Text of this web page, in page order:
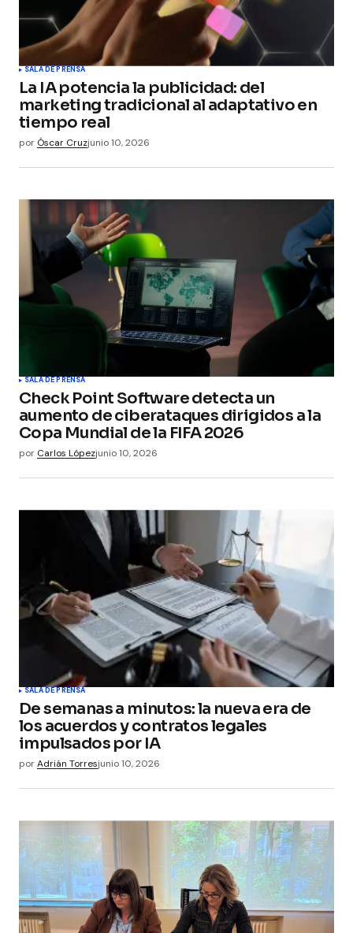
SALA DE PRENSA
La IA potencia la publicidad: del
marketing tradicional al adaptativo en
tiempo real
por Óscar Cruzjunio 10, 2026
SALA DE PRENSA
Check Point Software detecta un
aumento de ciberataques dirigidos a la
Copa Mundial de la FIFA 2026
por Carlos Lópezjunio 10, 2026
SALA DE PRENSA
De semanas a minutos: la nueva era de
los acuerdos y contratos legales
impulsados por IA
porAdrián Torresjunio 10, 2026